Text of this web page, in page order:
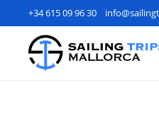
+34 615 09 96 30